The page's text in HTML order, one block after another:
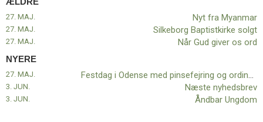
Myanmar
27. MAJ. Nyt fra Myanmar
27. MAJ. Silkeborg Baptistkirke solgt
27. MAJ. Når Gud giver os ord
NYERE
Festdag i Odense med pinsefejring og ordination
27. MAJ.
Næste nyhedsbrev
3. JUN.
Åndbar Ungdom
3. JUN.